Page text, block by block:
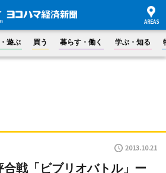
遊ぶ 買う 暮らす・働く 学ぶ・知る
2013.10.21
戦「ビブリオバトル」ー